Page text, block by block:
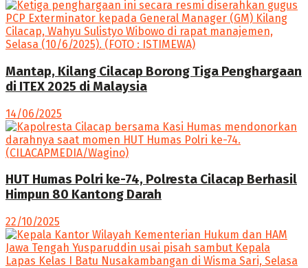
Mantap, Kilang Cilacap Borong Tiga Penghargaan
di ITEX 2025 di Malaysia
14/06/2025
HUT Humas Polri ke-74, Polresta Cilacap Berhasil
Himpun 80 Kantong Darah
22/10/2025